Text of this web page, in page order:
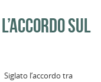
SUL
Siglato l’accordo tra